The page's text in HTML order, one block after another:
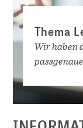
Thema
Wir haben